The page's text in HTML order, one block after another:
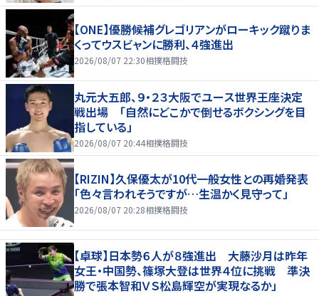
【ONE】優勝候補グレゴリアンがローキック蹴りま
くってウスビャンに勝利、４強進出
2026/08/07 22:30相撲格闘技
丸元大五郎、９・２３大阪でユース世界王座決定
戦出場 「自然にどこかで倒せるボクシングを目
指している」
2026/08/07 20:44相撲格闘技
【RIZIN】久保優太が10代一般女性との再婚発表
「色々言われそうですが…生温かく見守って」
2026/08/07 20:28相撲格闘技
【卓球】日本勢６人が８強進出 大藤沙月は昨年
女王・中国勢、篠塚大登は世界４位に挑戦 準決
勝で張本智和ＶＳ松島輝空が実現なるか」